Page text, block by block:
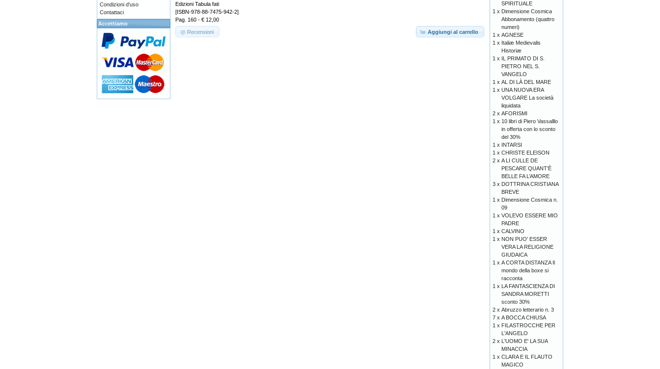
Edizioni Tabula fati
[ISBN-978-88-7475-942-2]
Pag. 160 - € 12,00
Aggiungi al carrello
Recensioni
Condizioni d'uso
Contattaci
Accettiamo
SPIRITUALE
1 x Dimensione Cosmica
Abbonamento (quattro
numeri)
1 x AGNESE
1 x Italiæ Medievalis
Historiæ
1 x IL PRIMATO DI S.
PIETRO NEL S.
VANGELO
1 x AL DI LÀ DEL MARE
1 x UNA NUOVA ERA
VOLGARE La società
liquidata
2 x AFORISMI
1 x 10 libri di Piero Vassalllo
in offerta con lo sconto
del 30%
1 x INTARSI
1 x CHRISTE ELEISON
2 x A LI CULLE DE
PESCARE QUANT’È
BELLE FA L’AMORE
3 x DOTTRINA CRISTIANA
BREVE
1 x Dimensione Cosmica n.
09
1 x VOLEVO ESSERE MIO
PADRE
1 x CALVINO
1 x NON PUO' ESSER
VERA LA RELIGIONE
GIUDAICA
1 x A CORTA DISTANZA Il
mondo della boxe si
racconta
1 x LA FANTASCIENZA DI
SANDRA MORETTI
sconto 30%
2 x Abruzzo letterario n. 3
7 x A BOCCA CHIUSA
1 x FILASTROCCHE PER
L'ANGELO
2 x L'UOMO E' LA SUA
MINACCIA
1 x CLARA E IL FLAUTO
MAGICO